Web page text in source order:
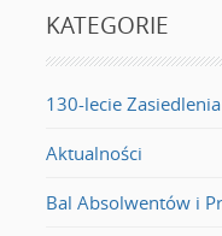
KATEGORIE
130-lecie
Aktualności
Bal Absolwentów i